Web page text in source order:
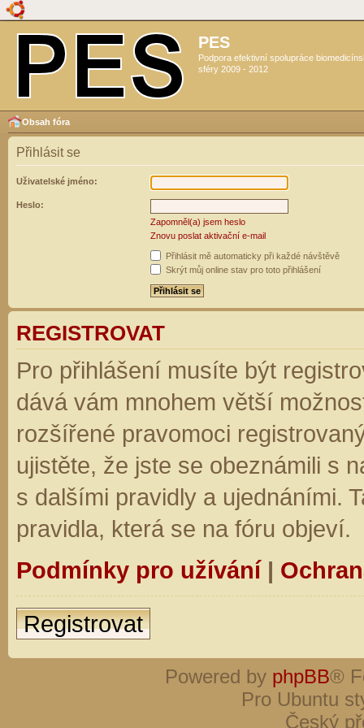
PES
Podpora efektivní spolupráce
sféry 2009 - 2012
Obsah fóra
Přihlásit se
Uživatelské jméno:
Heslo:
Zapomněl(a) jsem heslo
Znovu poslat aktivační e-mail
Přihlásit mě automaticky při každé návštěvě
Skrýt můj online stav pro toto přihlášení
REGISTROVAT
Pro přihlášení musíte být
dává vám mnohem větší
rozšířené pravomoci
ujistěte, že jste se obeznámili s
s dalšími pravidly a ujednáními.
pravidla, která se na fóru objeví.
Podmínky pro užívání|
Registrovat
Powered by phpBB®
Pro Ubuntu
Český